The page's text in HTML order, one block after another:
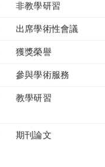
非教學研習
出席學術性會議
獲獎榮譽
參與學術服務
教學研習
期刊論文